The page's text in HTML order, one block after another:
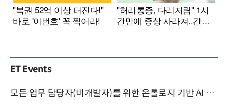
ET Events
모든 업무 담당자(비개발자)를 위한 온톨로지 기반 AI 지식체계 설계 1-day 워크숍 8월 20일 개최